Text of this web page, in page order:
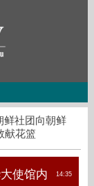
社团向朝鲜
献花篮
14:35
使馆内